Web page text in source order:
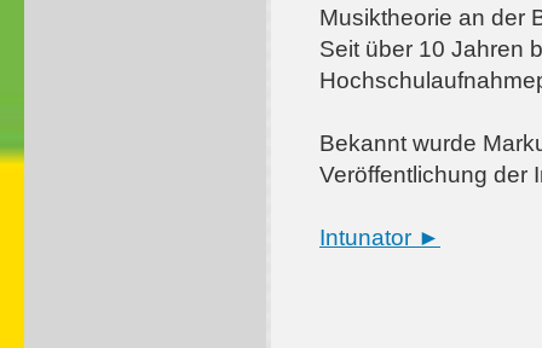
Musiktheorie an der
Seit über 10 Jahren
Bekannt wurde
Veröffentlichung der
Intunator ►